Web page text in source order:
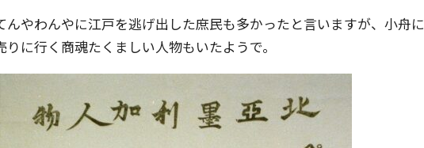
やわんやに江戸を逃げ出した庶民も多かったと言いますが、小舟に
に行く商魂たくましい人物もいたようで。